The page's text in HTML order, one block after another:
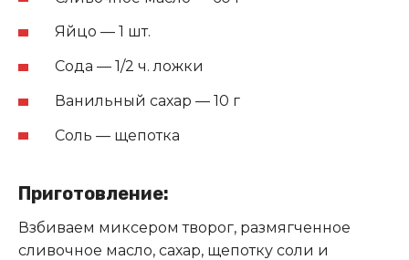
Яйцо — 1 шт.
Сода — 1/2 ч. ложки
Ванильный сахар — 10 г
Соль — щепотка
Приготовление:
Взбиваем миксером творог, размягченное
сливочное масло, сахар, щепотку соли и